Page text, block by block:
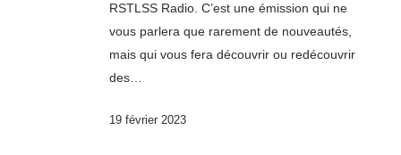
RSTLSS Radio. C’est une émission qui ne
vous parlera que rarement de nouveautés,
mais qui vous fera découvrir ou redécouvrir
des…
19 février 2023